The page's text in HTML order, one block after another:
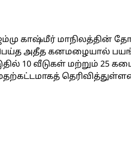
காஷ்மீர் மாநிலத்தின்
அதீத கனமழையால்
10 வீடுகள் மற்றும் 25